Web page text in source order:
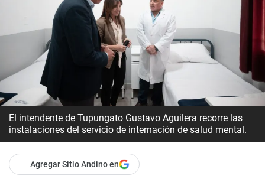
El intendente de Tupungato Gustavo Aguilera recorre las
instalaciones del servicio de internación de salud mental.
Agregar Sitio Andino en